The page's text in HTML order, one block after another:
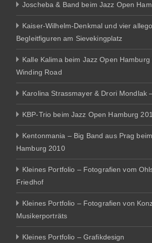
Joscheba & Band beim Jazz Open
Kaiser-Wilhelm-Denkmal und vier
Begleitfiguren am Sievekingplatz
Kalle Kalima beim Jazz Open
Winding Road
Karolina Strassmayer & Drori Mondlak
KBP-Trio beim Jazz Open Hamburg
Kentonmania – Big Band aus Prag
Hamburg 2010
Kleines Portfolio – Fotografien vom
Friedhof
Kleines Portfolio – Fotografien von
Musikerporträts
Kleines Portfolio – Grafikdesign